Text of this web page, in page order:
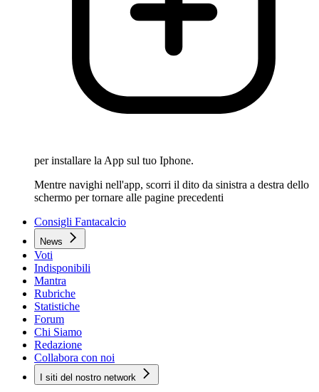
per installare la App sul tuo Iphone.
Mentre navighi nell'app, scorri il dito da sinistra a destra dello
schermo per tornare alle pagine precedenti
Consigli Fantacalcio
News
Voti
Indisponibili
Mantra
Rubriche
Statistiche
Forum
Chi Siamo
Redazione
Collabora con noi
I siti del nostro network